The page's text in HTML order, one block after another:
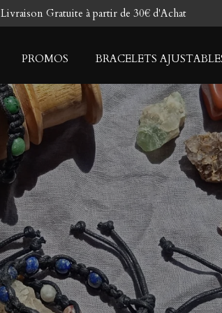
Livraison Gratuite à partir de 30€ d'Achat
PROMOS BRACELETS